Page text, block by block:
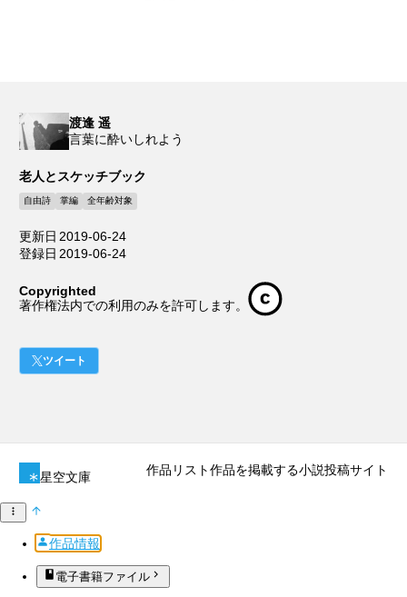
渡逢 遥
言葉に酔いしれよう
老人とスケッチブック
自由詩 掌編 全年齢対象
更新日 2019-06-24
登録日 2019-06-24
Copyrighted
著作権法内での利用のみを許可します。
ツイート
星空文庫 作品リスト作品を掲載する小説投稿サイト
作品情報
電子書籍ファイル